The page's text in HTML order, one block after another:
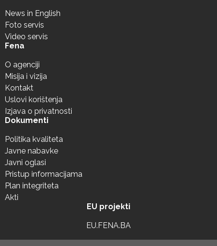
News in English
Foto servis
Video servis
Fena
O agenciji
Misija i vizija
Kontakt
Uslovi korištenja
Izjava o privatnosti
Dokumenti
Politika kvaliteta
Javne nabavke
Javni oglasi
Pristup informacijama
Plan integriteta
Akti
EU projekti
EU.FENA.BA